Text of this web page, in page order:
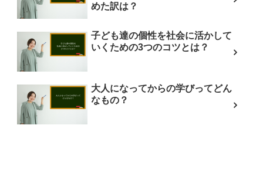
めた訳は？
子ども達の個性を社会に活かして
いくための3つのコツとは？
大人になってからの学びってどん
なもの？